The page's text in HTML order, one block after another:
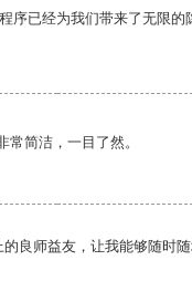
序已经为我们带来了无限的
常简洁，一目了然。
良师益友，让我能够随时